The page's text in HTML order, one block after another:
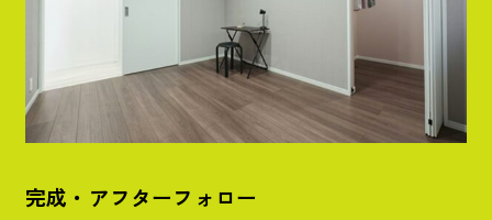
完成・アフターフォロー